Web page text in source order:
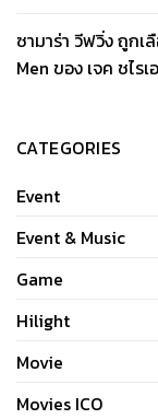
ซามาร่า วีฟวิ่ง ถูก
Men ของ เจค ชไรเ
CATEGORIES
Event
Event & Music
Game
Hilight
Movie
Movies ICO